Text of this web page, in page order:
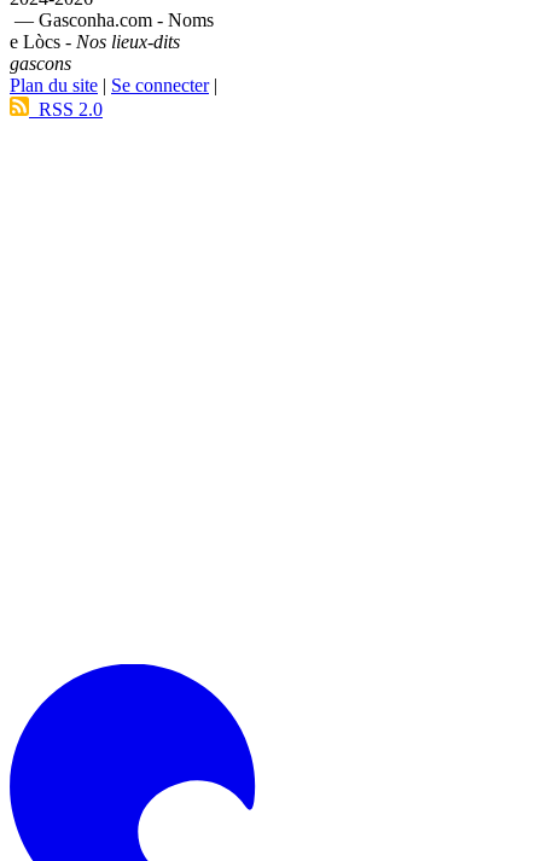
— Gasconha.com - Noms
e Lòcs - Nos lieux-dits
gascons
Plan du site | Se connecter|
RSS 2.0